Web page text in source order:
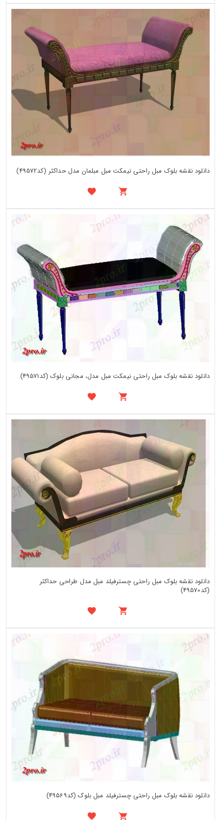
دانلود نقشه بلوک مبل راحتی نیمکت مبل مبلمان مدل حداکثر (کد49572)
دانلود نقشه بلوک مبل راحتی نیمکت مبل مدل، مجانی بلوک (کد49571)
دانلود نقشه بلوک مبل راحتی چسترفیلد مبل مدل طراحی حداکثر
(کد49570)
دانلود نقشه بلوک مبل راحتی چسترفیلد مبل بلوک (کد49569)